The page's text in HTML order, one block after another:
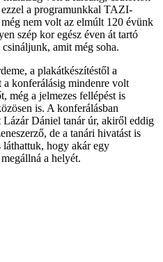
a programunkkal TAZI-
nem volt az elmúlt 120 évünk
szép kor egész éven át tartó
amit még soha.
a plakátkészítéstől a
a konferálásig mindenre volt
még a jelmezes fellépést is
is. A konferálásban
Lázár Dániel tanár úr, akiről eddig
de a tanári hivatást is
hogy akár egy
a helyét.